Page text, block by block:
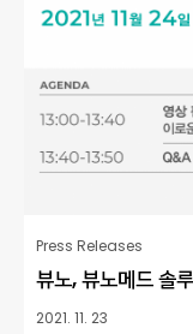
Press Releases
뷰노, 뷰노메드 솔
2021. 11. 23